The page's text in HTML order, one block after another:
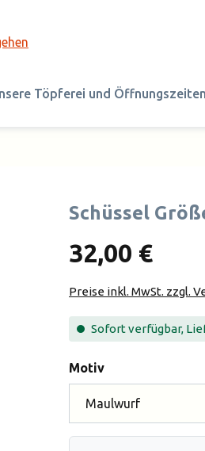
Töpferei und Öffnungszeiten
Schüssel
32,00 €
Preise inkl. MwSt. zzgl.
Sofort verfügbar,
Motivauswählen